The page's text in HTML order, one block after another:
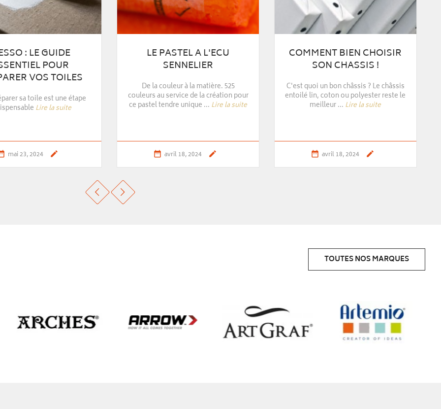
PASTEL A L'ECU
SENNELIER
service de la création pour
tendre unique ...Lire la suite
avril 18, 2024 
COMMENT BIEN CHOISIR
SON CHASSIS !
C'est quoi un bon châssis ? Le châssis
entoilé lin, coton ou polyester reste le
meilleur ...Lire la suite
 avril 18, 2024 
LE PAPIER DE PIERRE
suite
 juil. 01, 2021 
TOUTES NOS MARQUES